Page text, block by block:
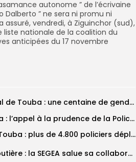
autonome ” de l’écrivaine
Dalberto ” ne sera ni promu ni
assuré, vendredi, à Ziguinchor (sud),
liste nationale de la coalition du
anticipées du 17 novembre
Grand Magal de Touba : une centaine de gendarmes mobilisés sur les...
Magal de Touba : l’appel à la prudence de la Police sur...
Magal de Touba : plus de 4.800 policiers déployés pour sécuriser les...
Sécurité routière : la SEGEA salue sa collaboration avec la gendarmerie, sur...